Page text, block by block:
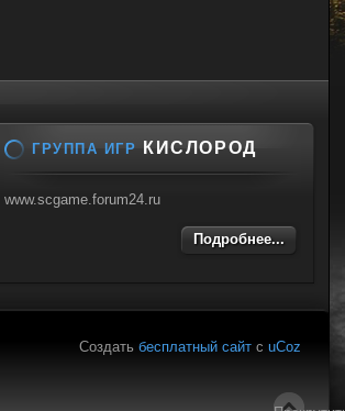
ГРУППА ИГР КИСЛОРОД
www.scgame.forum24.ru
Подробнее...
Создать бесплатный сайт с uCoz